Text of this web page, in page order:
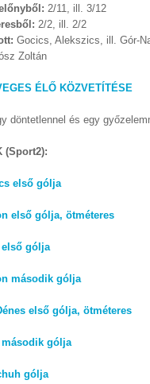
2/11, ill. 3/12
2/2, ill. 2/2
Gocics, Alekszics, ill. Gór-
Zoltán
ÉLŐ KÖZVETÍTÉSE
döntetlennel és egy
(Sport2):
első gólja
első gólja, ötméteres
első gólja
második gólja
első gólja, ötméteres
második gólja
gólja